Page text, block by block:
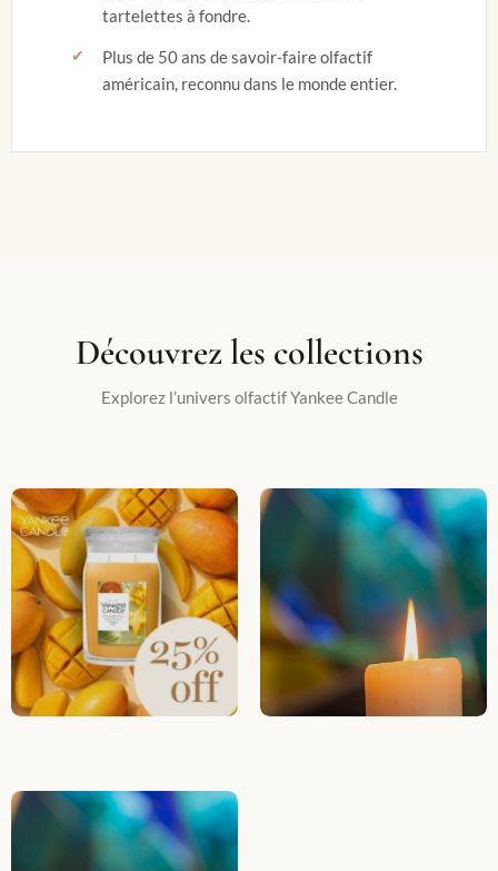
tartelettes à fondre.
Plus de 50 ans de savoir-faire olfactif
américain, reconnu dans le monde entier.
Découvrez les collections
Explorez l’univers olfactif Yankee Candle